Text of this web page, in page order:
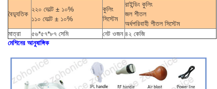
বৈদ্যুতিক
২২০ ভোল্ট ± ১০%
১১০ ভোল্ট ± ১০%
কুলিং
সিস্টেম
রাইন্ডিং কুলিং
জল শীতল
অর্ধপরিবাহী শীতল সিস্টেম
মাত্রা
৫৬*৫৭*৮৭ সেমি নেট ওজন ৪২ কেজি
মেশিনের আনুষাঙ্গিক